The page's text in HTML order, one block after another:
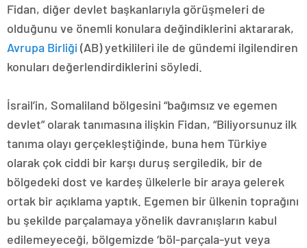
Fidan, diğer devlet başkanlarıyla görüşmeleri de
olduğunu ve önemli konulara değindiklerini aktararak,
Avrupa Birliği (AB) yetkilileri ile de gündemi ilgilendiren
konuları değerlendirdiklerini söyledi.
İsrail’in, Somaliland bölgesini “bağımsız ve egemen
devlet” olarak tanımasına ilişkin Fidan, “Biliyorsunuz ilk
tanıma olayı gerçekleştiğinde, buna hem Türkiye
olarak çok ciddi bir karşı duruş sergiledik, bir de
bölgedeki dost ve kardeş ülkelerle bir araya gelerek
ortak bir açıklama yaptık. Egemen bir ülkenin toprağını
bu şekilde parçalamaya yönelik davranışların kabul
edilemeyeceği, bölgemizde ‘böl-parçala-yut veya